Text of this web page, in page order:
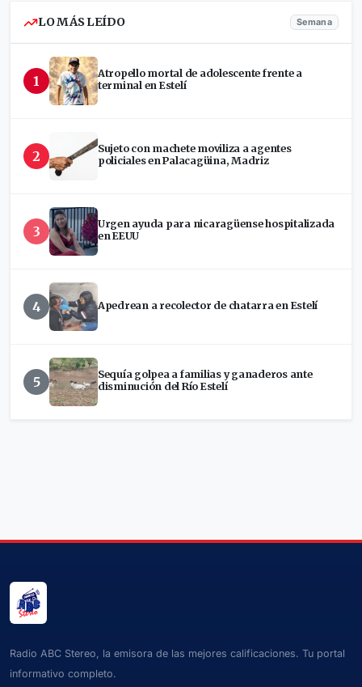
LO MÁS LEÍDO Semana
1
Atropello mortal de adolescente frente a
terminal en Estelí
2
Sujeto con machete moviliza a agentes
policiales en Palacagüina, Madriz
3
Urgen ayuda para nicaragüense hospitalizada
en EEUU
4 Apedrean a recolector de chatarra en Estelí
5
Sequía golpea a familias y ganaderos ante
disminución del Río Estelí
Radio ABC Stereo, la emisora de las mejores calificaciones. Tu portal
informativo completo.